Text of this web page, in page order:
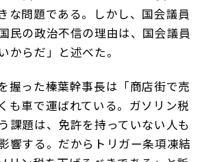
な問題である。しかし、国会議員
民の政治不信の理由は、国会議員
からだ」と述べた。
握った榛葉幹事長は「商店街で売
も車で運ばれている。ガソリン税
課題は、免許を持っていない人も
響する。だからトリガー条項凍結